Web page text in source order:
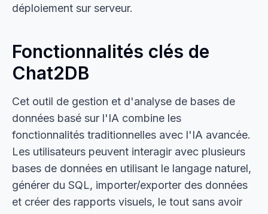
déploiement sur serveur.
Fonctionnalités clés de
Chat2DB
Cet outil de gestion et d'analyse de bases de
données basé sur l'IA combine les
fonctionnalités traditionnelles avec l'IA avancée.
Les utilisateurs peuvent interagir avec plusieurs
bases de données en utilisant le langage naturel,
générer du SQL, importer/exporter des données
et créer des rapports visuels, le tout sans avoir